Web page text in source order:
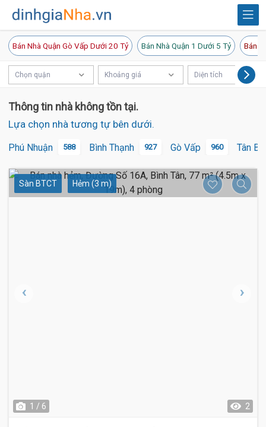
Bán Nhà Quận Gò Vấp Dưới 20 Tỷ Bán Nhà Quận 1 Dưới 5 Tỷ Bán
Chọn quận Khoảng giá Diện tích
Thông tin nhà không tồn tại.
Lựa chọn nhà tương tự bên dưới.
Phú Nhuận 588 Bình Thạnh 927 Gò Vấp 960 Tân
Sàn BTCT Hẻm (3 m)
1 / 6 2